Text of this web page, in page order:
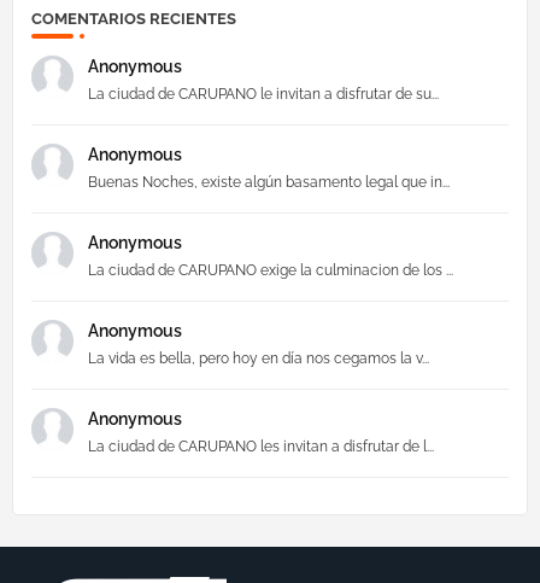
COMENTARIOS RECIENTES
Anonymous
La ciudad de CARUPANO le invitan a disfrutar de su...
Anonymous
Buenas Noches, existe algún basamento legal que in...
Anonymous
La ciudad de CARUPANO exige la culminacion de los ...
Anonymous
La vida es bella, pero hoy en día nos cegamos la v...
Anonymous
La ciudad de CARUPANO les invitan a disfrutar de l...